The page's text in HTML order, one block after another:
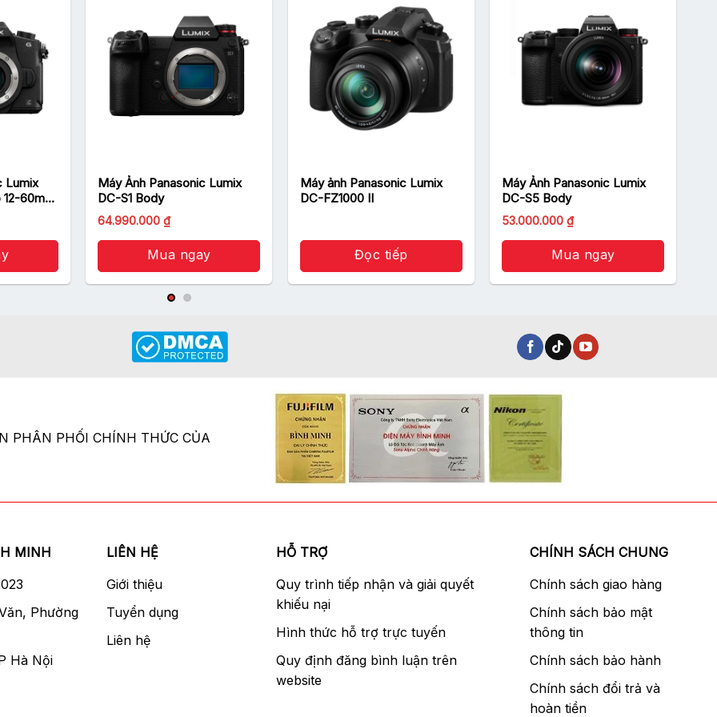
Lumix
12-60mm
OIS
₫.
Máy Ảnh Panasonic Lumix
DC-S1 Body
64.990.000₫
Mua ngay
Máy ảnh Panasonic Lumix
DC-FZ1000 II
Đọc tiếp
Máy Ảnh Panasonic Lumix
DC-S5 Body
53.000.000₫
Mua ngay
PHÂN PHỐI CHÍNH THỨC CỦA
MINH
Phường
Hà Nội
LIÊN HỆ
Giới thiệu
Tuyển dụng
Liên hệ
HỖ TRỢ
Quy trình tiếp nhận và giải quyết
khiếu nại
Hình thức hỗ trợ trực tuyến
Quy định đăng bình luận trên
website
CHÍNH SÁCH CHUNG
Chính sách giao hàng
Chính sách bảo mật
thông tin
Chính sách bảo hành
Chính sách đổi trả và
hoàn tiền